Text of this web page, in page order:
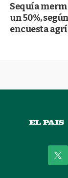
Sequía
un 50%,
encuesta
w